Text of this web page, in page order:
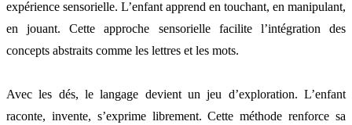
expérience sensorielle. L’enfant apprend en touchant, en manipulant,
en jouant. Cette approche sensorielle facilite l’intégration des
concepts abstraits comme les lettres et les mots.
Avec les dés, le langage devient un jeu d’exploration. L’enfant
raconte, invente, s’exprime librement. Cette méthode renforce sa